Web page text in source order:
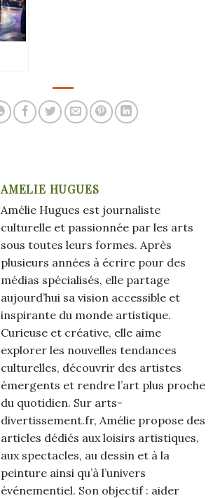
AMELIE HUGUES
Amélie Hugues est journaliste
culturelle et passionnée par les arts
sous toutes leurs formes. Après
plusieurs années à écrire pour des
médias spécialisés, elle partage
aujourd’hui sa vision accessible et
inspirante du monde artistique.
Curieuse et créative, elle aime
explorer les nouvelles tendances
culturelles, découvrir des artistes
émergents et rendre l’art plus proche
du quotidien. Sur arts-
divertissement.fr, Amélie propose des
articles dédiés aux loisirs artistiques,
aux spectacles, au dessin et à la
peinture ainsi qu’à l’univers
événementiel. Son objectif : aider